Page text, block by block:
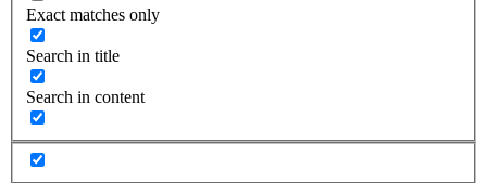
Exact matches only
Search in title
Search in content